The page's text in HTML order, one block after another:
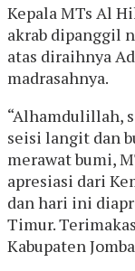
Kepala MTs Al
akrab dipanggil
atas diraihnya
madrasahnya.
“Alhamdulillah,
seisi langit dan
merawat bumi,
apresiasi dari
dan hari ini
Timur.
Kabupaten